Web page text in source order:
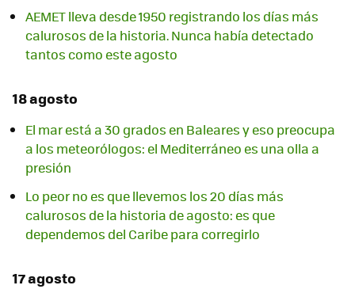
AEMET lleva desde 1950 registrando los días más
calurosos de la historia. Nunca había detectado
tantos como este agosto
18 agosto
El mar está a 30 grados en Baleares y eso preocupa
a los meteorólogos: el Mediterráneo es una olla a
presión
Lo peor no es que llevemos los 20 días más
calurosos de la historia de agosto: es que
dependemos del Caribe para corregirlo
17 agosto